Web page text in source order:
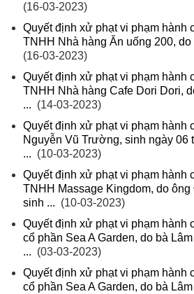
(16-03-2023)
Quyết định xử phạt vi phạm hành
TNHH Nhà hàng Ăn uống 200, do
(16-03-2023)
Quyết định xử phạt vi phạm hành
TNHH Nhà hàng Cafe Dori Dori,
... (14-03-2023)
Quyết định xử phạt vi phạm hành
Nguyễn Vũ Trường, sinh ngày 06
... (10-03-2023)
Quyết định xử phạt vi phạm hành
TNHH Massage Kingdom, do
sinh ... (10-03-2023)
Quyết định xử phạt vi phạm hành
cổ phần Sea A Garden, do bà
... (03-03-2023)
Quyết định xử phạt vi phạm hành
cổ phần Sea A Garden, do bà